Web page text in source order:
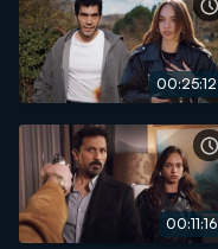
00:25:12
00:11:16